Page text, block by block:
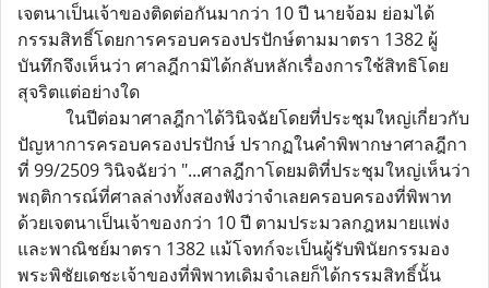
เจตนาเป็นเจ้าของติดต่อกันมากว่า 10 ปี นายจ้อม ย่อมได้
กรรมสิทธิ์โดยการครอบครองปรปักษ์ตามมาตรา 1382 ผู้
บันทึกจึงเห็นว่า ศาลฎีกามิได้กลับหลักเรื่องการใช้สิทธิโดย
สุจริตแต่อย่างใด
ในปีต่อมาศาลฎีกาได้วินิจฉัยโดยที่ประชุมใหญ่เกี่ยวกับ
ปัญหาการครอบครองปรปักษ์ ปรากฏในคำพิพากษาศาลฎีกา
ที่ 99/2509 วินิจฉัยว่า "...ศาลฎีกาโดยมติที่ประชุมใหญ่เห็นว่า
พฤติการณ์ที่ศาลล่างทั้งสองฟังว่าจำเลยครอบครองที่พิพาท
ด้วยเจตนาเป็นเจ้าของกว่า 10 ปี ตามประมวลกฎหมายแพ่ง
และพาณิชย์มาตรา 1382 แม้โจทก์จะเป็นผู้รับพินัยกรรมอง
พระพิชัยเดชะเจ้าของที่พิพาทเดิมจำเลยก็ได้กรรมสิทธิ์นั้น